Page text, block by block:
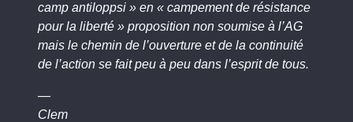
camp antiloppsi » en « campement de résistance
pour la liberté » proposition non soumise à l’AG
mais le chemin de l’ouverture et de la continuité
de l’action se fait peu à peu dans l’esprit de tous.
—
Clem